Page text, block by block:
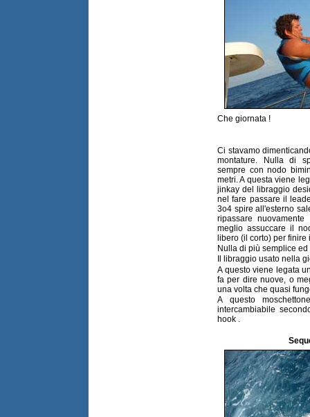
Che giornata !
Ci stavamo
montature. Nulla di
sempre con nodo
metri. A questa viene
jinkay del libraggio
nel fare passare il
3o4 spire all'esterno
ripassare
meglio assuccare il
libero (il corto) per finire
Nulla di più semplice
Il libraggio usato nella
A questo viene legata
fa per dire nuove, o
una volta che quasi
A questo
intercambiabile
hook .